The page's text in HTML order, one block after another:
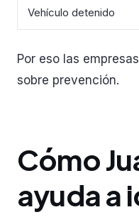
Vehículo detenido
Por eso las
sobre prevención.
Cómo
ayuda a